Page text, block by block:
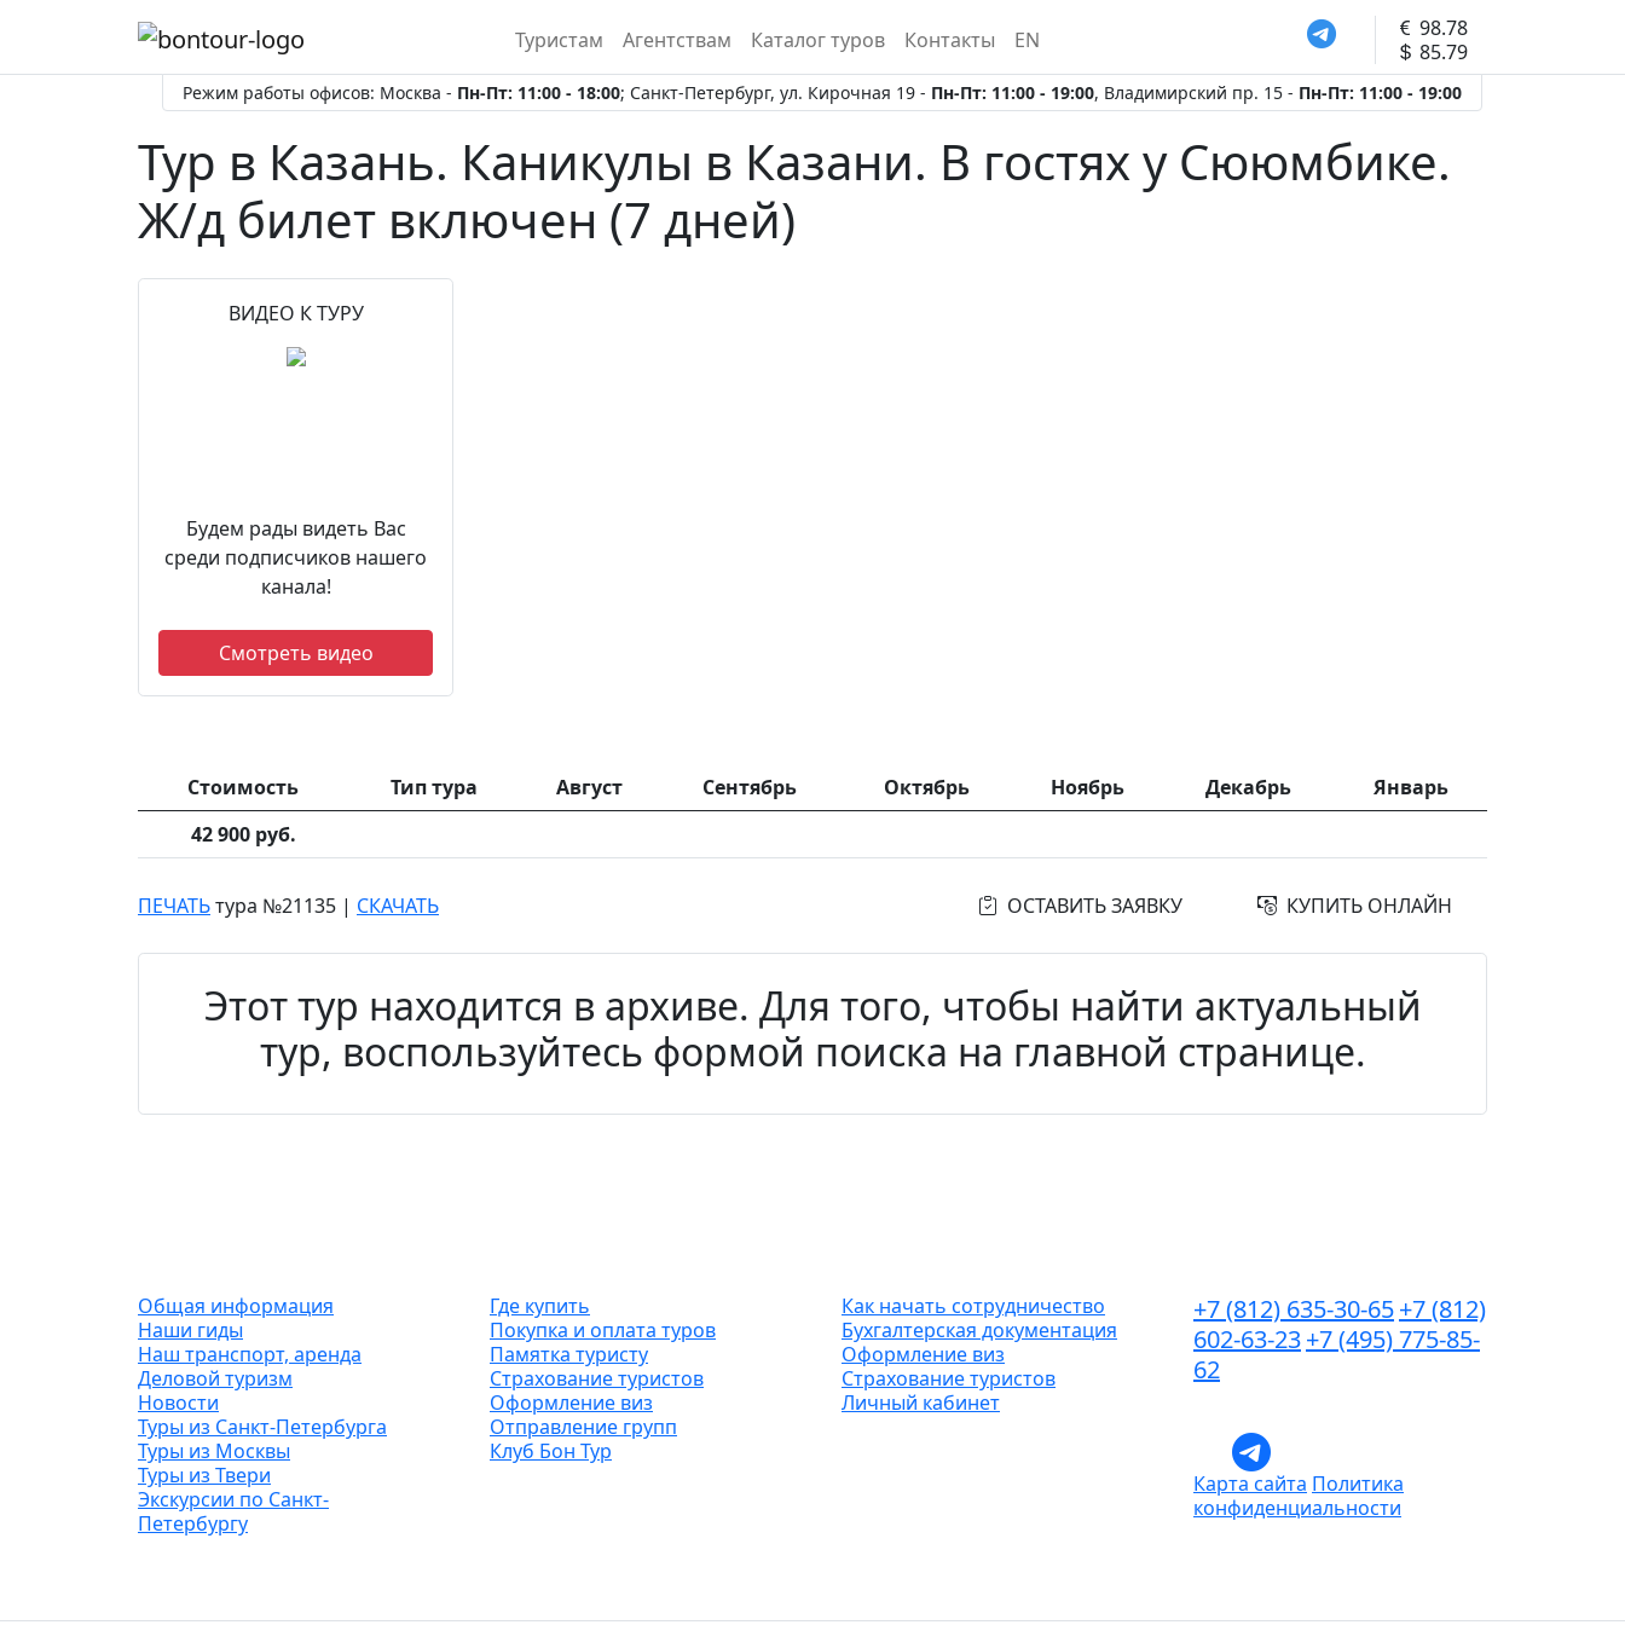
Туристам Агентствам Каталог туров Контакты EN
98.78
85.79
Режим работы офисов: Москва - Пн-Пт: 11:00 - 18:00; Санкт-Петербург, ул. Кирочная 19 - Пн-Пт: 11:00 - 19:00, Владимирский пр. 15 - Пн-Пт: 11:00 - 19:00
Тур в Казань. Каникулы в Казани. В гостях у Сююмбике.
Ж/д билет включен (7 дней)
ВИДЕО К ТУРУ
Будем рады видеть Вас
среди подписчиков нашего
канала!
Смотреть видео
Стоимость Тип тура Август Сентябрь Октябрь Ноябрь Декабрь
Январь
42 900 руб.
ПЕЧАТЬтура №21135 | СКАЧАТЬ ОСТАВИТЬ ЗАЯВКУ КУПИТЬ ОНЛАЙН
Этот тур находится в архиве. Для того, чтобы найти актуальный
тур, воспользуйтесь формой поиска на главной странице.
Общая информация
Наши гиды
Наш транспорт, аренда
Деловой туризм
Новости
Туры из Санкт-Петербурга
Туры из Москвы
Туры из Твери
Экскурсии по Санкт-
Петербургу
Где купить
Покупка и оплата туров
Памятка туристу
Страхование туристов
Оформление виз
Отправление групп
Клуб Бон Тур
Как начать сотрудничество
Бухгалтерская документация
Оформление виз
Страхование туристов
Личный кабинет
+7 (812) 635-30-65+7 (812)
602-63-23+7 (495) 775-85-
62
Карта сайта Политика
конфиденциальности